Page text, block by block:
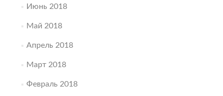
Июнь 2018
Май 2018
Апрель 2018
Март 2018
Февраль 2018